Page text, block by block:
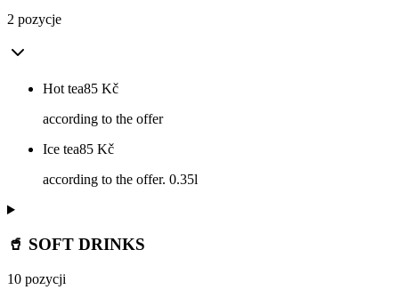
2 pozycje
Hot tea85 Kč
according to the offer
Ice tea85 Kč
according to the offer. 0.35l
🥤 SOFT DRINKS
10 pozycji